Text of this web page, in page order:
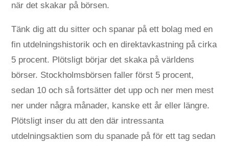
när det skakar på börsen.
Tänk dig att du sitter och spanar på ett bolag med en
fin utdelningshistorik och en direktavkastning på cirka
5 procent. Plötsligt börjar det skaka på världens
börser. Stockholmsbörsen faller först 5 procent,
sedan 10 och så fortsätter det upp och ner men mest
ner under några månader, kanske ett år eller längre.
Plötsligt inser du att den där intressanta
utdelningsaktien som du spanade på för ett tag sedan